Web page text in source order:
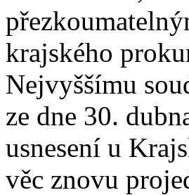
krajského
Nejvyššímu
ze dne 30.
usnesení u
věc znovu